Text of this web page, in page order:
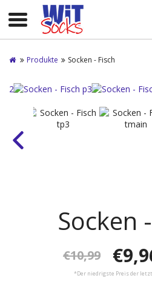
Produkte Socken - Fisch
Socken
€10,99
*Der niedrigste Preis der